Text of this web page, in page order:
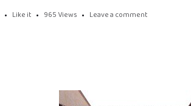
Like it 965 Views Leave a comment